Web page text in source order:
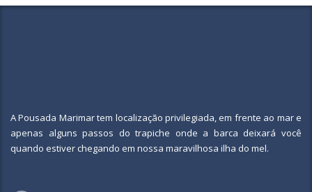
A Pousada Marimar tem localização privilegiada, em frente ao mar e
apenas alguns passos do trapiche onde a barca deixará você
quando estiver chegando em nossa maravilhosa ilha do mel.